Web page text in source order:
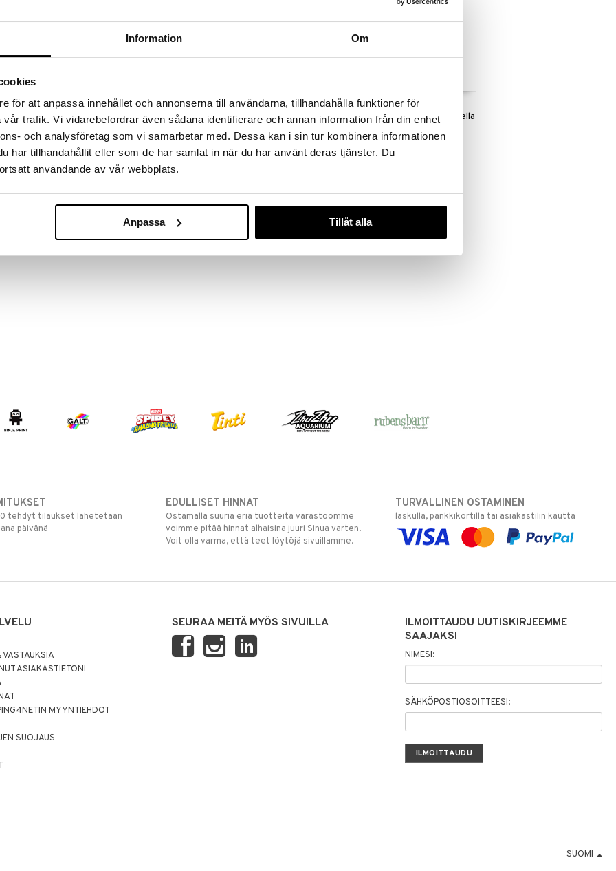
Information Om
för att anpassa innehållet och annonserna till användarna, tillhandahålla funktioner för
trafik. Vi vidarebefordrar även sådana identifierare och annan information från din enhet
och analysföretag som vi samarbetar med. Dessa kan i sin tur kombinera informationen
har tillhandahållit eller som de har samlat in när du har använt deras tjänster. Du
användande av vår webbplats.
Anpassa Tillåt alla
31.8.2026 asti mutta ole nopea -
voivat päästä loppumaan!
Miss Melody -korurasiassa, jossa on turvallinen
joka soi, kun korurasia avataan.
on kaksi laatikkoa ja suuri sisätila
Voit valita oman henkilökohtaisen
on todella siistiä, mutta myös ylimääräinen
Miss Melody DIY
Helmipakkaus
18,90 €
Miss Melody
Taskulamppu visuaalisella
6,90
tehdyt tilaukset lähetetään
päivänä
EDULLISET HINNAT
Ostamalla suuria eriä tuotteita varastoomme
voimme pitää hinnat alhaisina juuri Sinua varten!
Voit olla varma, että teet löytöjä sivuillamme.
TURVALLINEN OSTAMINEN
laskulla, pankkikortilla tai asiakastilin kautta
ASIAKASTIETONI
MYYNTIEHDOT
SUOJAUS
SEURAA MEITÄ MYÖS SIVUILLA
ILMOITTAUDU UUTISKIRJEEMME
SAAJAKSI
NIMESI:
SÄHKÖPOSTIOSOITTEESI:
SUOMI